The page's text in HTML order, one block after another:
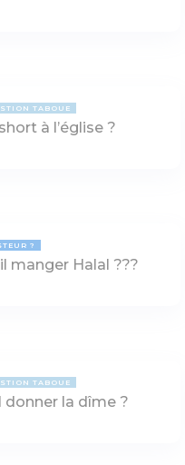
TABOUE
à l’église ?
?
manger Halal ???
TABOUE
la dîme ?